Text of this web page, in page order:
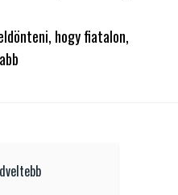
hogy fiatalon,